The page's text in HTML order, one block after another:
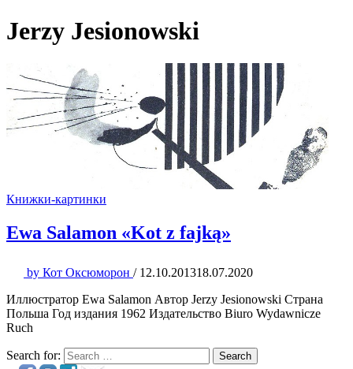
Jerzy Jesionowski
Книжки-картинки
Ewa Salamon «Kot z fajką»
by Кот Оксюморон / 12.10.201318.07.2020
Иллюстратор Ewa Salamon Автор Jerzy Jesionowski Страна
Польша Год издания 1962 Издательство Biuro Wydawnicze
Ruch
Search for: Search